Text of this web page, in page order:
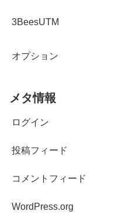
3BeesUTM
オプション
メタ情報
ログイン
投稿フィード
コメントフィード
WordPress.org